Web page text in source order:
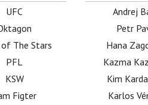
UFC
The Stars
PFL
KSW
Figter
Andrej
Petr
Hana
Kazma
Kim
Karlos